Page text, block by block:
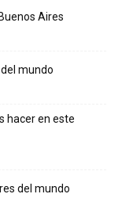
Aires
mundo
hacer en este
del mundo